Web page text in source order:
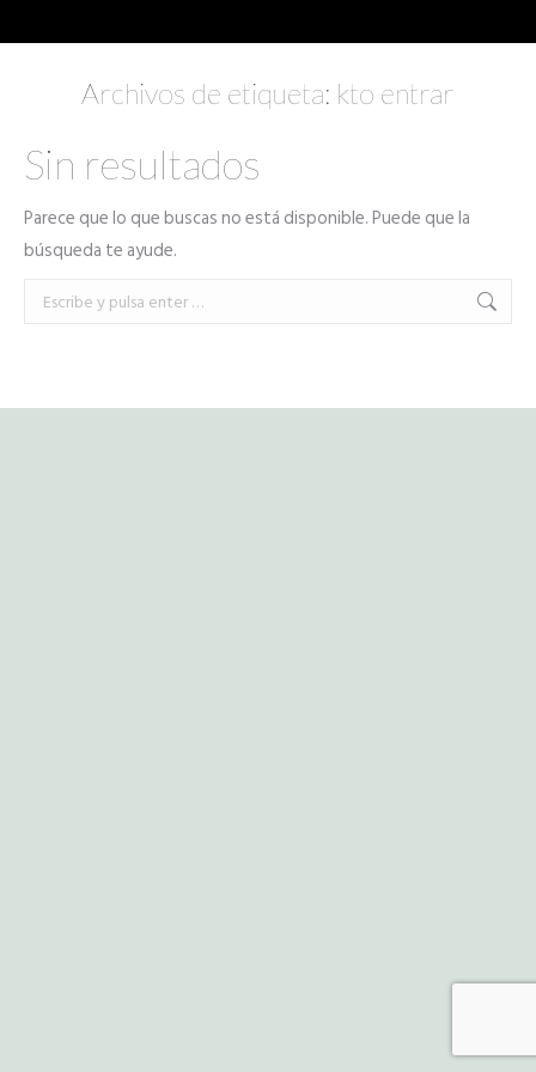
Archivos de etiqueta: kto entrar
Sin resultados
Parece que lo que buscas no está disponible. Puede que la
búsqueda te ayude.
Buscar: